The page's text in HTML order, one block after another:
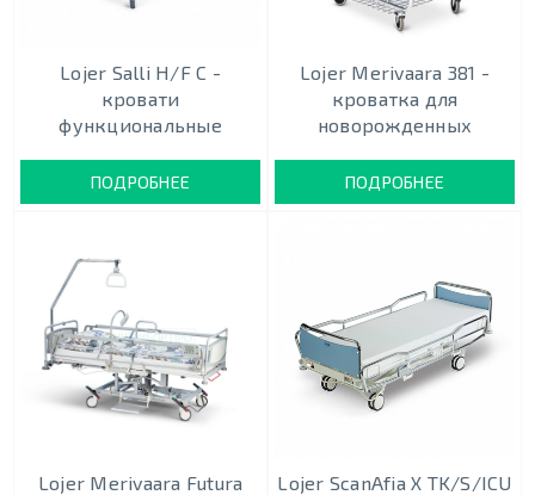
Lojer Salli Н/F С -
кровати
функциональные
ПОДРОБНЕЕ
Lojer Merivaara 381 -
кроватка для
новорожденных
ПОДРОБНЕЕ
Lojer Merivaara Futura
Lojer ScanAfia X TK/S/ICU